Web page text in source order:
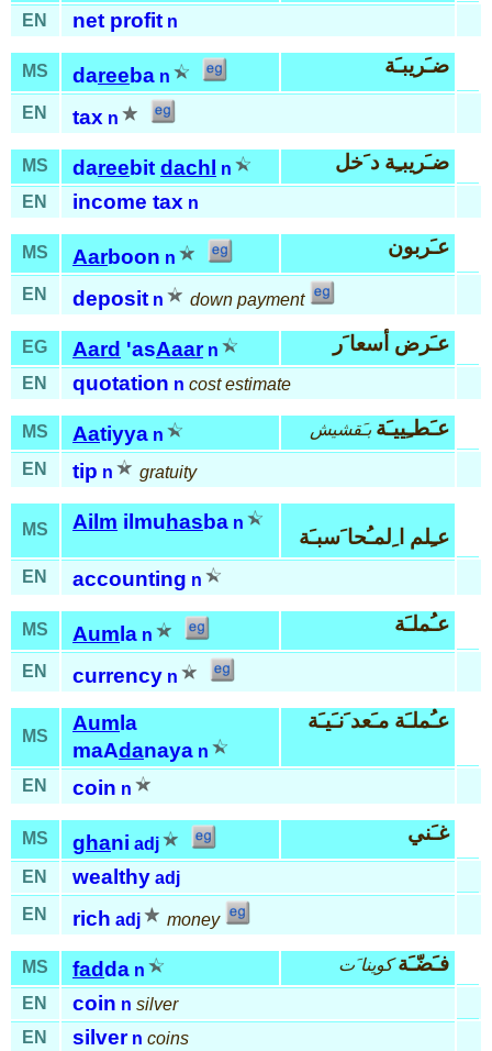
EN net profit n
MS dareeba n ضـَريبـَة
EN tax n
MS dareebit dachl n ضـَريبـِة د َخل
EN income tax n
MS Aarboon n عـَربون
EN deposit n down payment
EG Aard 'asAaar n عـَرض أسعا َر
EN quotation n cost estimate
MS Aatiyya n عـَطـِييـَة بـَقشيش
EN tip n gratuity
MS Ailm ilmuhasba n
عـِلم ا ِلمـُحا َسبـَة
EN accounting n
MS Aum la n عـُملـَة
EN currency n
MS
Aum la
maAdanaya n
عـُملـَة مـَعد َنـَيـَة
EN coin n
MS ghani adj غـَني
EN wealthy adj
EN
rich adj money
MS fadda n فـَضّـَة كوينا َت
EN coin n silver
EN
silver n coins